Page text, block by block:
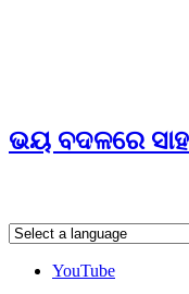
ଭୟ ବଦଳରେ
YouTube